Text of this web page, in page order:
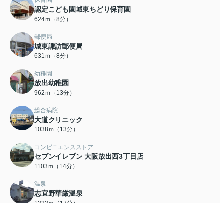
認定こども園城東ちどり保育園
624ｍ（8分）
郵便局
城東諏訪郵便局
631ｍ（8分）
幼稚園
放出幼稚園
962ｍ（13分）
総合病院
大道クリニック
1038ｍ（13分）
コンビニエンスストア
セブンイレブン 大阪放出西3丁目店
1103ｍ（14分）
温泉
志宜野華厳温泉